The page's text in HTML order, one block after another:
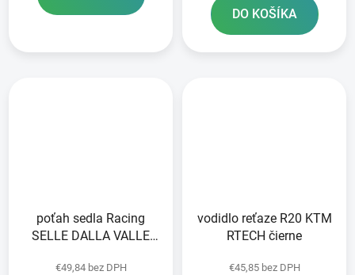
DO KOŠÍKA
poťah sedla Racing
SELLE DALLA VALLE
€49,84 bez DPH
vodidlo reťaze R20 KTM
RTECH čierne
€45,85 bez DPH